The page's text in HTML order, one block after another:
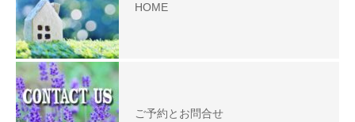
HOME
ご予約とお問合せ